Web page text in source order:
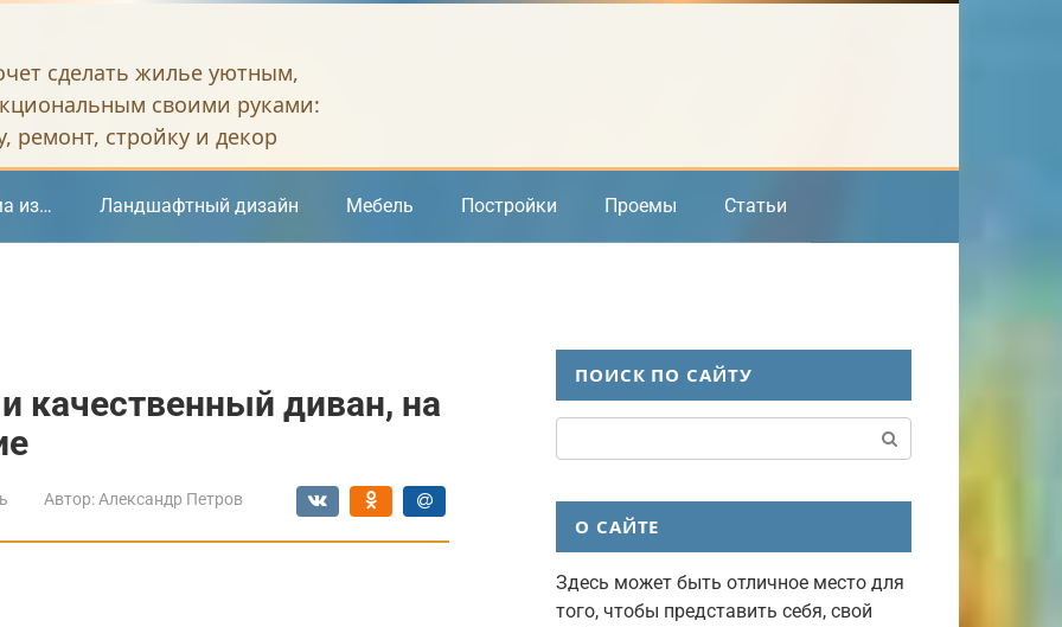
сделать жилье уютным,
своими руками:
ремонт, стройку и декор
из… Ландшафтный дизайн Мебель Постройки Проемы Статьи
качественный диван, на
Автор: Александр Петров
ПОИСК ПО САЙТУ
О САЙТЕ
Здесь может быть отличное место для
того, чтобы представить себя, свой